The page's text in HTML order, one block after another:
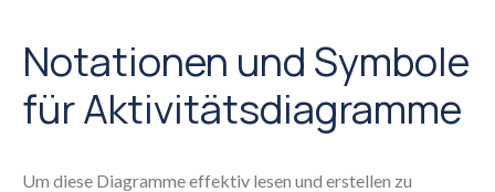
Notationen und Symbole
für Aktivitätsdiagramme
Um diese Diagramme effektiv lesen und erstellen zu